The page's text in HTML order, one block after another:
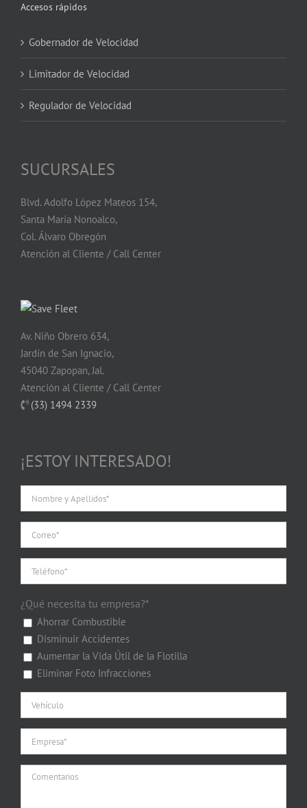
Accesos rápidos
Gobernador de Velocidad
Limitador de Velocidad
Regulador de Velocidad
SUCURSALES
Blvd. Adolfo López Mateos 154,
Santa María Nonoalco,
Col. Álvaro Obregón
Atención al Cliente / Call Center
Av. Niño Obrero 634,
Jardín de San Ignacio,
45040 Zapopan, Jal.
Atención al Cliente / Call Center
(33) 1494 2339
¡ESTOY INTERESADO!
¿Qué necesita tu empresa?*
Ahorrar Combustible
Disminuir Accidentes
Aumentar la Vida Útil de la Flotilla
Eliminar Foto Infracciones